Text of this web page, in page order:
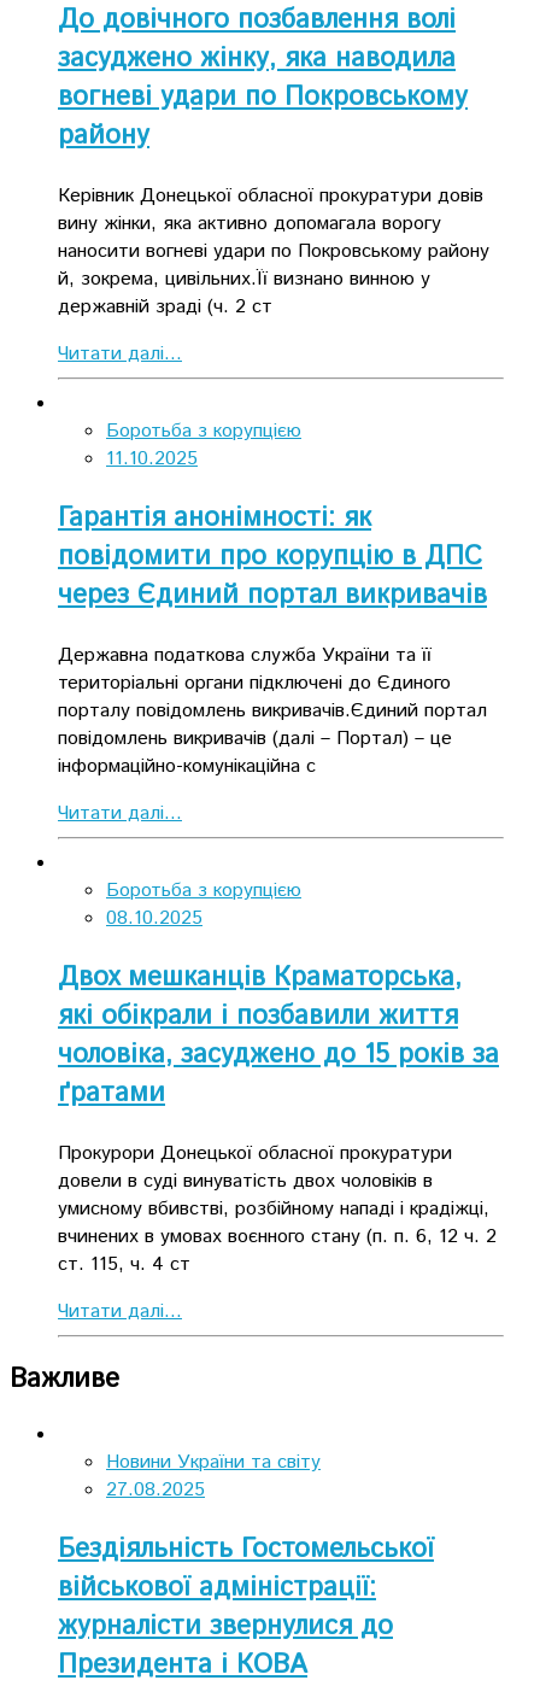
До довічного позбавлення волі
засуджено жінку, яка наводила
вогневі удари по Покровському
району
Керівник Донецької обласної прокуратури довів
вину жінки, яка активно допомагала ворогу
наносити вогневі удари по Покровському району
й, зокрема, цивільних.Її визнано винною у
державній зраді (ч. 2 ст
Читати далі...
Боротьба з корупцією
11.10.2025
Гарантія анонімності: як
повідомити про корупцію в ДПС
через Єдиний портал викривачів
Державна податкова служба України та її
територіальні органи підключені до Єдиного
порталу повідомлень викривачів.Єдиний портал
повідомлень викривачів (далі – Портал) – це
інформаційно-комунікаційна с
Читати далі...
Боротьба з корупцією
08.10.2025
Двох мешканців Краматорська,
які обікрали і позбавили життя
чоловіка, засуджено до 15 років за
ґратами
Прокурори Донецької обласної прокуратури
довели в суді винуватість двох чоловіків в
умисному вбивстві, розбійному нападі і крадіжці,
вчинених в умовах воєнного стану (п. п. 6, 12 ч. 2
ст. 115, ч. 4 ст
Читати далі...
Важливе
Новини України та світу
27.08.2025
Бездіяльність Гостомельської
військової адміністрації:
журналісти звернулися до
Президента і КОВА